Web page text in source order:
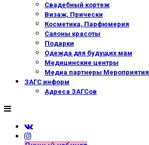
Свадебный кортеж
Визаж, Прически
Косметика, Парфюмерия
Салоны красоты
Подарки
Одежда для будущих мам
Медицинские центры
Медиа партнеры Мероприятия
ЗАГС информ
Адреса ЗАГСов